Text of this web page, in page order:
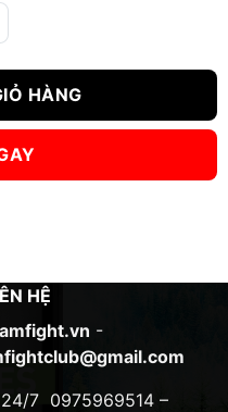
số lượng
HÀNG
HỆ
-
7 0975969514 –